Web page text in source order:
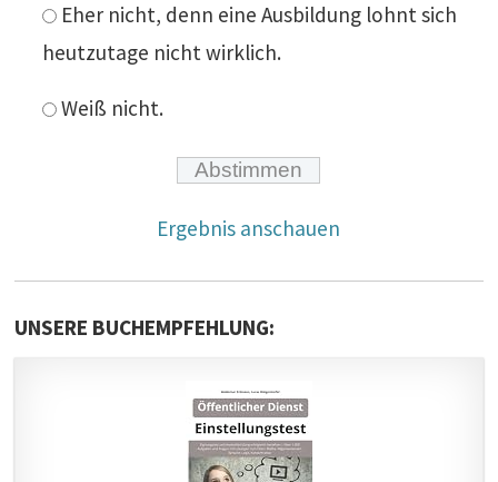
Eher nicht, denn eine Ausbildung lohnt sich
heutzutage nicht wirklich.
Weiß nicht.
Ergebnis anschauen
UNSERE BUCHEMPFEHLUNG: